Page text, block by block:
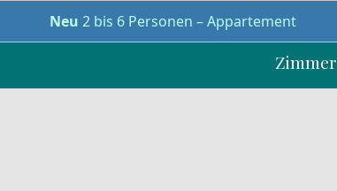
Neu 2 bis 6 Personen – Appartement
Zimmer